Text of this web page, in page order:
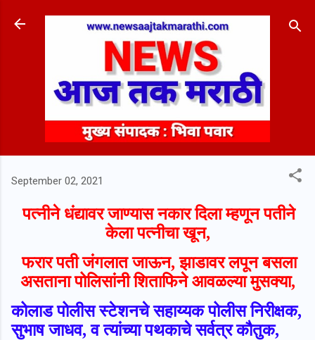
Skip to main content
September 02, 2021
पत्नीने धंद्यावर जाण्यास नकार दिला म्हणून पतीने
केला पत्नीचा खून,
फरार पती जंगलात जाऊन, झाडावर लपून बसला
असताना पोलिसांनी शिताफिने आवळल्या मुसक्या,
कोलाड पोलीस स्टेशनचे सहाय्यक पोलीस निरीक्षक,
सुभाष जाधव, व त्यांच्या पथकाचे सर्वत्र कौतुक,